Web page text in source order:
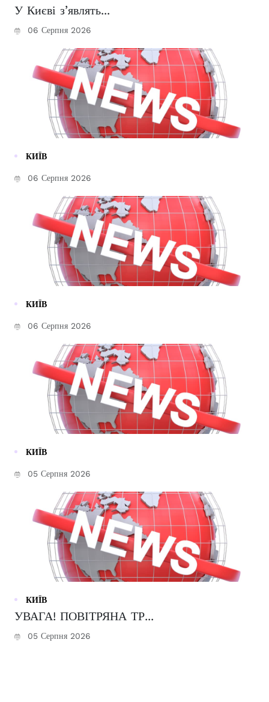
У Києві з’являть...
06 Серпня 2026
КИЇВ
06 Серпня 2026
КИЇВ
06 Серпня 2026
КИЇВ
05 Серпня 2026
КИЇВ
УВАГА! ПОВІТРЯНА ТР...
05 Серпня 2026